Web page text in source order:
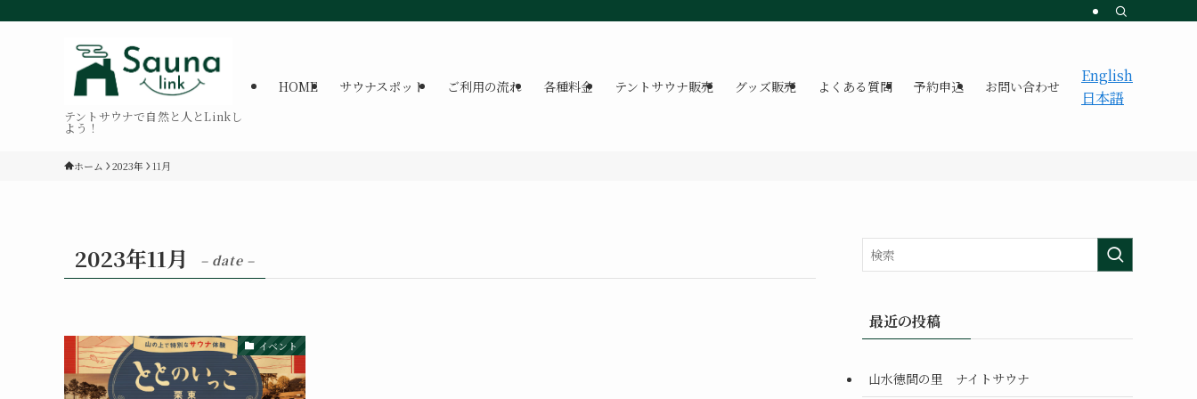
テントサウナで自然と人とLinkし
よう！
HOME サウナスポット ご利用の流れ 各種料金 テントサウナ販売 グッズ販売 よくある質問 予約申込 お問い合わせ
English
日本語
ホーム 2023年 11月
2023年11月 – date –
イベント
最近の投稿
山水徳間の里 ナイトサウナ